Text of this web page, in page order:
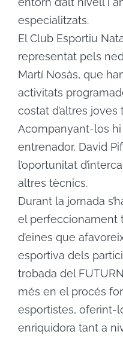
especialitzats.
El Club Esportiu
representat pels
Martí Nosàs, que
activitats
costat d’altres
Acompanyant-los
entrenador, David
l’oportunitat
altres tècnics.
Durant la jornada
el perfeccionament
d’eines que
esportiva dels
trobada del
més en el procés
esportistes, oferint-
enriquidora tant a